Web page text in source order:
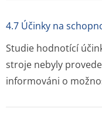
4.7 Účinky na
Studie hodnotící
stroje nebyly
informováni o